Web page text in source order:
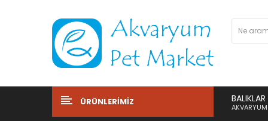
ÜRÜNLERIMIZ BALIKLAR